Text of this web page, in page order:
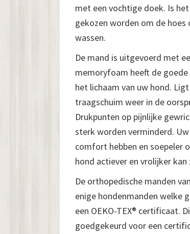
met een vochtige doek. Is
gekozen worden om de hoes
wassen.
De mand is uitgevoerd met
memoryfoam heeft de
het lichaam van uw hond.
traagschuim weer in de
Drukpunten op pijnlijke
sterk worden verminderd.
comfort hebben en soepeler
hond actiever en vrolijker kan
De orthopedische manden
enige hondenmanden welke
een OEKO-TEX® certificaat.
goedgekeurd voor een